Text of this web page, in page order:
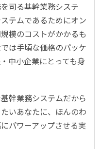
司る基幹業務システ
テムであるためにオン
模のコストがかかるも
は手頃な価格のパッケ
中小企業にとっても身
幹業務システムだから
いあなたに、ほんのわ
パワーアップさせる実